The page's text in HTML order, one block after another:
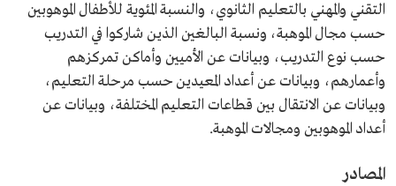
التقني والمهني بالتعليم الثانوي، والنسبة المئوية للأطفال الموهوبين
حسب مجال الموهبة، ونسبة البالغين الذين شاركوا في التدريب
حسب نوع التدريب، وبيانات عن الأميين وأماكن تمركزهم
وأعمارهم، وبيانات عن أعداد المعيدين حسب مرحلة التعليم،
وبيانات عن الانتقال بين قطاعات التعليم المختلفة، وبيانات عن
أعداد الموهوبين ومجالات الموهبة.
المصادر